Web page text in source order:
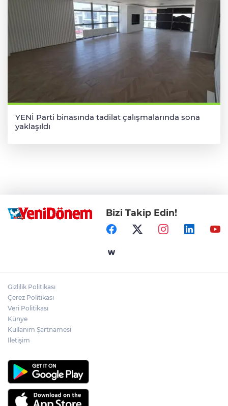
YENİ Parti binasında tadilat çalışmalarında sona
yaklaşıldı
Bizi Takip Edin!
Gizlilik Politikası
Çerez Politikası
Veri Politikası
Künye
Kullanım Şartnamesi
İletişim